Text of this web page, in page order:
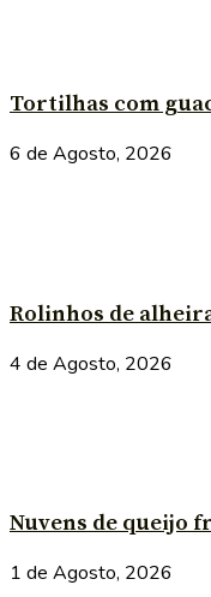
Tortilhas com
6 de Agosto, 2026
Rolinhos de
4 de Agosto, 2026
Nuvens de queijo
1 de Agosto, 2026